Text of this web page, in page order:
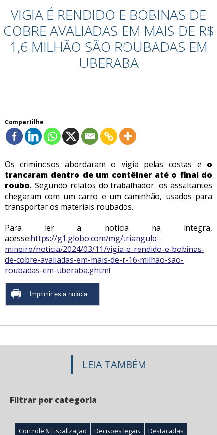
VIGIA É RENDIDO E BOBINAS DE
COBRE AVALIADAS EM MAIS DE R$
1,6 MILHÃO SÃO ROUBADAS EM
UBERABA
Compartilhe
Os criminosos abordaram o vigia pelas costas e o
trancaram dentro de um contêiner até o final do
roubo. Segundo relatos do trabalhador, os assaltantes
chegaram com um carro e um caminhão, usados para
transportar os materiais roubados.
Para ler a notícia na íntegra,
acesse:https://g1.globo.com/mg/triangulo-
mineiro/noticia/2024/03/11/vigia-e-rendido-e-bobinas-
de-cobre-avaliadas-em-mais-de-r-16-milhao-sao-
roubadas-em-uberaba.ghtml
LEIA TAMBÉM
Filtrar por categoria
Controle & Fiscalização Decisões legais Destacadas